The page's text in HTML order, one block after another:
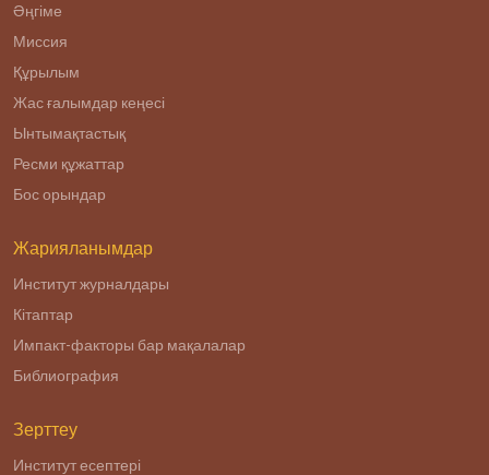
Әңгіме
Миссия
Құрылым
Жас ғалымдар кеңесі
Ынтымақтастық
Ресми құжаттар
Бос орындар
Жарияланымдар
Институт журналдары
Кітаптар
Импакт-факторы бар мақалалар
Библиография
Зерттеу
Институт есептері